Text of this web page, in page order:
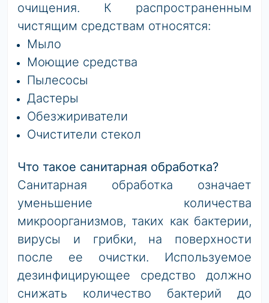
очищения. К распространенным
чистящим средствам относятся:
Мыло
Моющие средства
Пылесосы
Дастеры
Обезжириватели
Очистители стекол
Что такое санитарная обработка?
Санитарная обработка означает
уменьшение количества
микроорганизмов, таких как бактерии,
вирусы и грибки, на поверхности
после ее очистки. Используемое
дезинфицирующее средство должно
снижать количество бактерий до